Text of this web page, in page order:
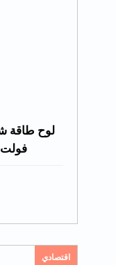
فولت 250 وات موديل 8713
اقتصادي